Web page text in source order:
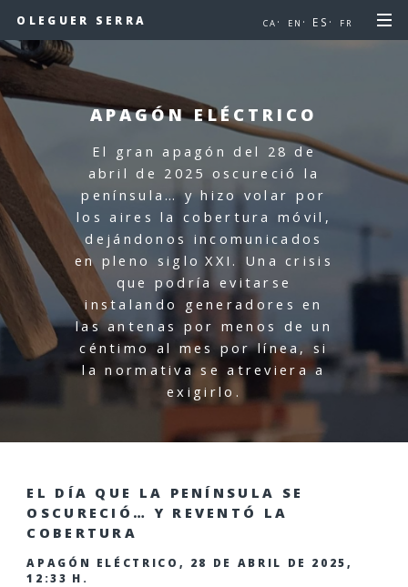
OLEGUER SERRA CA · EN · ES· FR
APAGÓN ELÉCTRICO
El gran apagón del 28 de
abril de 2025 oscureció la
península… y hizo volar por
los aires la cobertura móvil,
dejándonos incomunicados
en pleno siglo XXI.
Una crisis
que podría evitarse
instalando generadores en
las antenas por menos de un
céntimo al mes por línea, si
la normativa se atreviera a
exigirlo.
EL DÍA QUE LA PENÍNSULA SE
OSCURECIÓ… Y REVENTÓ LA
COBERTURA
APAGÓN ELÉCTRICO, 28 DE ABRIL DE 2025,
12:33 H.